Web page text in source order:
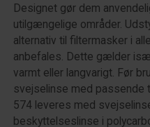
Designet gør dem
utilgængelige områder.
alternativ til filtermasker i
anbefales. Dette gælder
varmt eller langvarigt. Før
svejselinse med
574 leveres med
beskyttelseslinse i